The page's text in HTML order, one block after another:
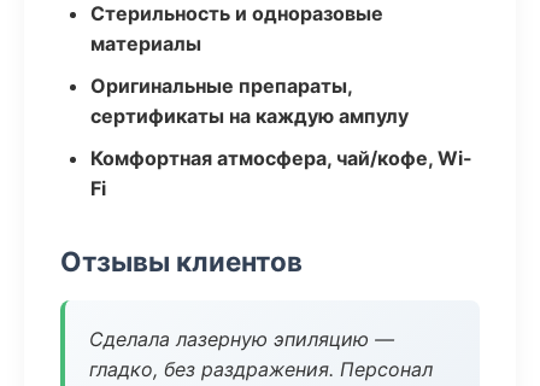
Стерильность и одноразовые
материалы
Оригинальные препараты,
сертификаты на каждую ампулу
Комфортная атмосфера, чай/кофе, Wi-
Fi
Отзывы клиентов
Сделала лазерную эпиляцию —
гладко, без раздражения. Персонал